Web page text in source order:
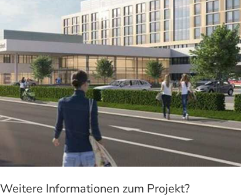
Weitere Informationen zum Projekt?